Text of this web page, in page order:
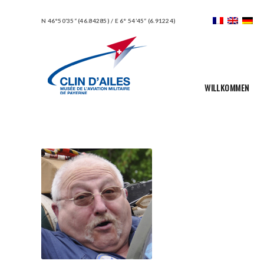
N 46°50’35“ (46.84285) / E 6° 54’45“ (6.91224)
WILLKOMMEN